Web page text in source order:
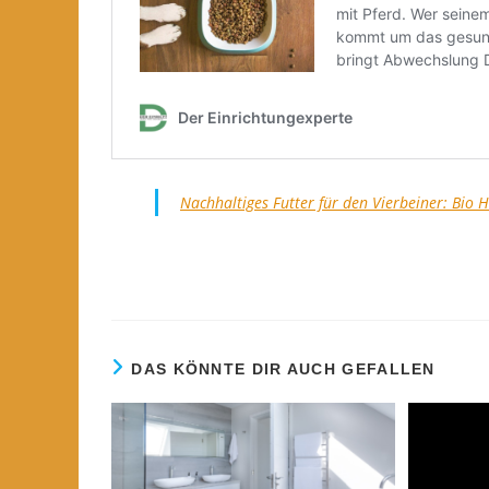
Nachhaltiges Futter für den Vierbeiner: Bio
DAS KÖNNTE DIR AUCH GEFALLEN